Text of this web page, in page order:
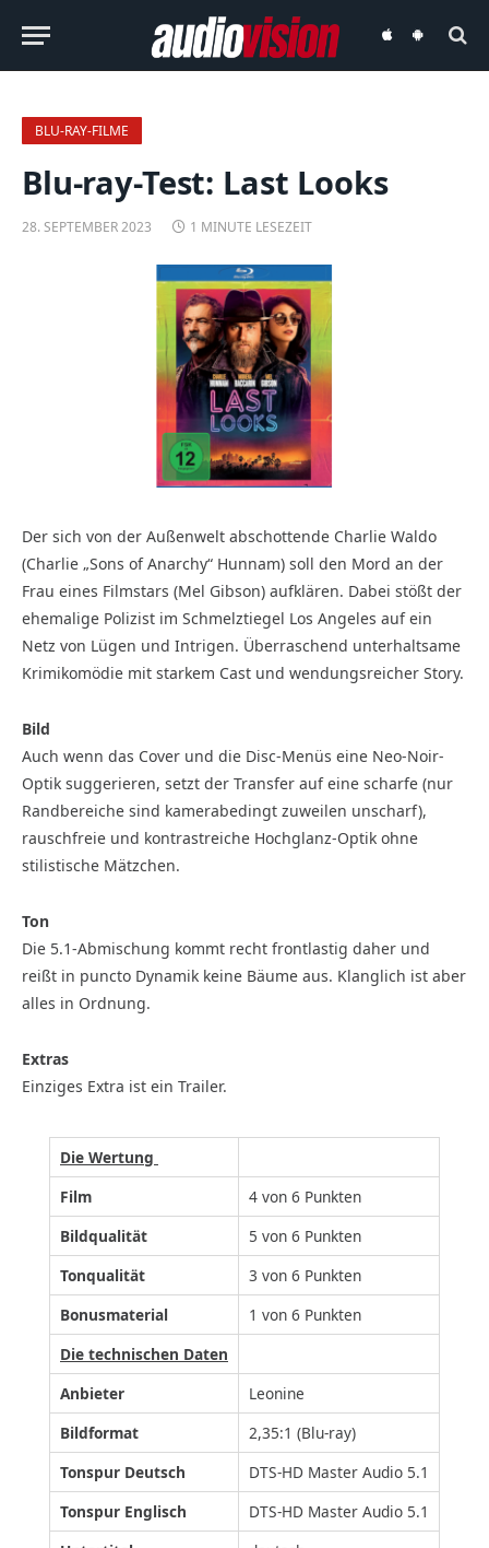
audiovisionaudiovision
BLU-RAY-FILME
Blu-ray-Test: Last Looks
28. SEPTEMBER 2023 1 MINUTE LESEZEIT
Der sich von der Außenwelt abschottende Charlie Waldo
(Charlie „Sons of Anarchy“ Hunnam) soll den Mord an der
Frau eines Filmstars (Mel Gibson) aufklären. Dabei stößt der
ehemalige Polizist im Schmelztiegel Los Angeles auf ein
Netz von Lügen und Intrigen. Überraschend unterhaltsame
Krimikomödie mit starkem Cast und wendungsreicher Story.
Bild
Auch wenn das Cover und die Disc-Menüs eine Neo-Noir-
Optik suggerieren, setzt der Transfer auf eine scharfe (nur
Randbereiche sind kamerabedingt zuweilen unscharf),
rauschfreie und kontrastreiche Hochglanz-Optik ohne
stilistische Mätzchen.
Ton
Die 5.1-Abmischung kommt recht frontlastig daher und
reißt in puncto Dynamik keine Bäume aus. Klanglich ist aber
alles in Ordnung.
Extras
Einziges Extra ist ein Trailer.
Die Wertung
Film
4 von 6 Punkten
Bildqualität
5 von 6 Punkten
Tonqualität
3 von 6 Punkten
Bonusmaterial
1 von 6 Punkten
Die technischen Daten
Anbieter
Leonine
Bildformat
2,35:1 (Blu-ray)
Tonspur Deutsch
DTS-HD Master Audio 5.1
Tonspur Englisch
DTS-HD Master Audio 5.1